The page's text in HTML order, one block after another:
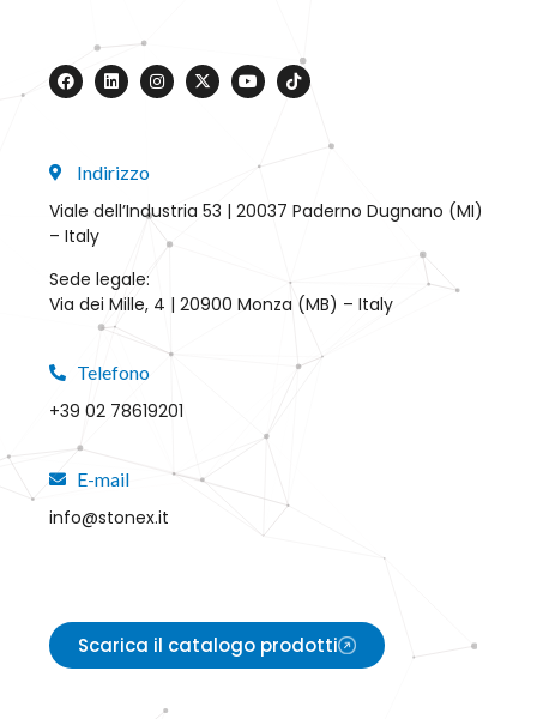
Indirizzo
Viale dell’Industria 53 | 20037 Paderno Dugnano (MI)
– Italy
Sede legale:
Via dei Mille, 4 | 20900 Monza (MB) – Italy
Telefono
+39 02 78619201
E-mail
info@stonex.it
Scarica il catalogo prodotti